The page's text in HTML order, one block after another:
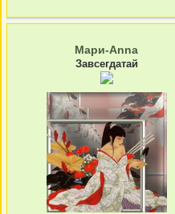
Мари-Anna
Завсегдатай